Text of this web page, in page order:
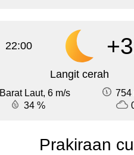
22:00
Langit cerah
Barat Laut, 6 m/s
754
34 %
Prakiraan